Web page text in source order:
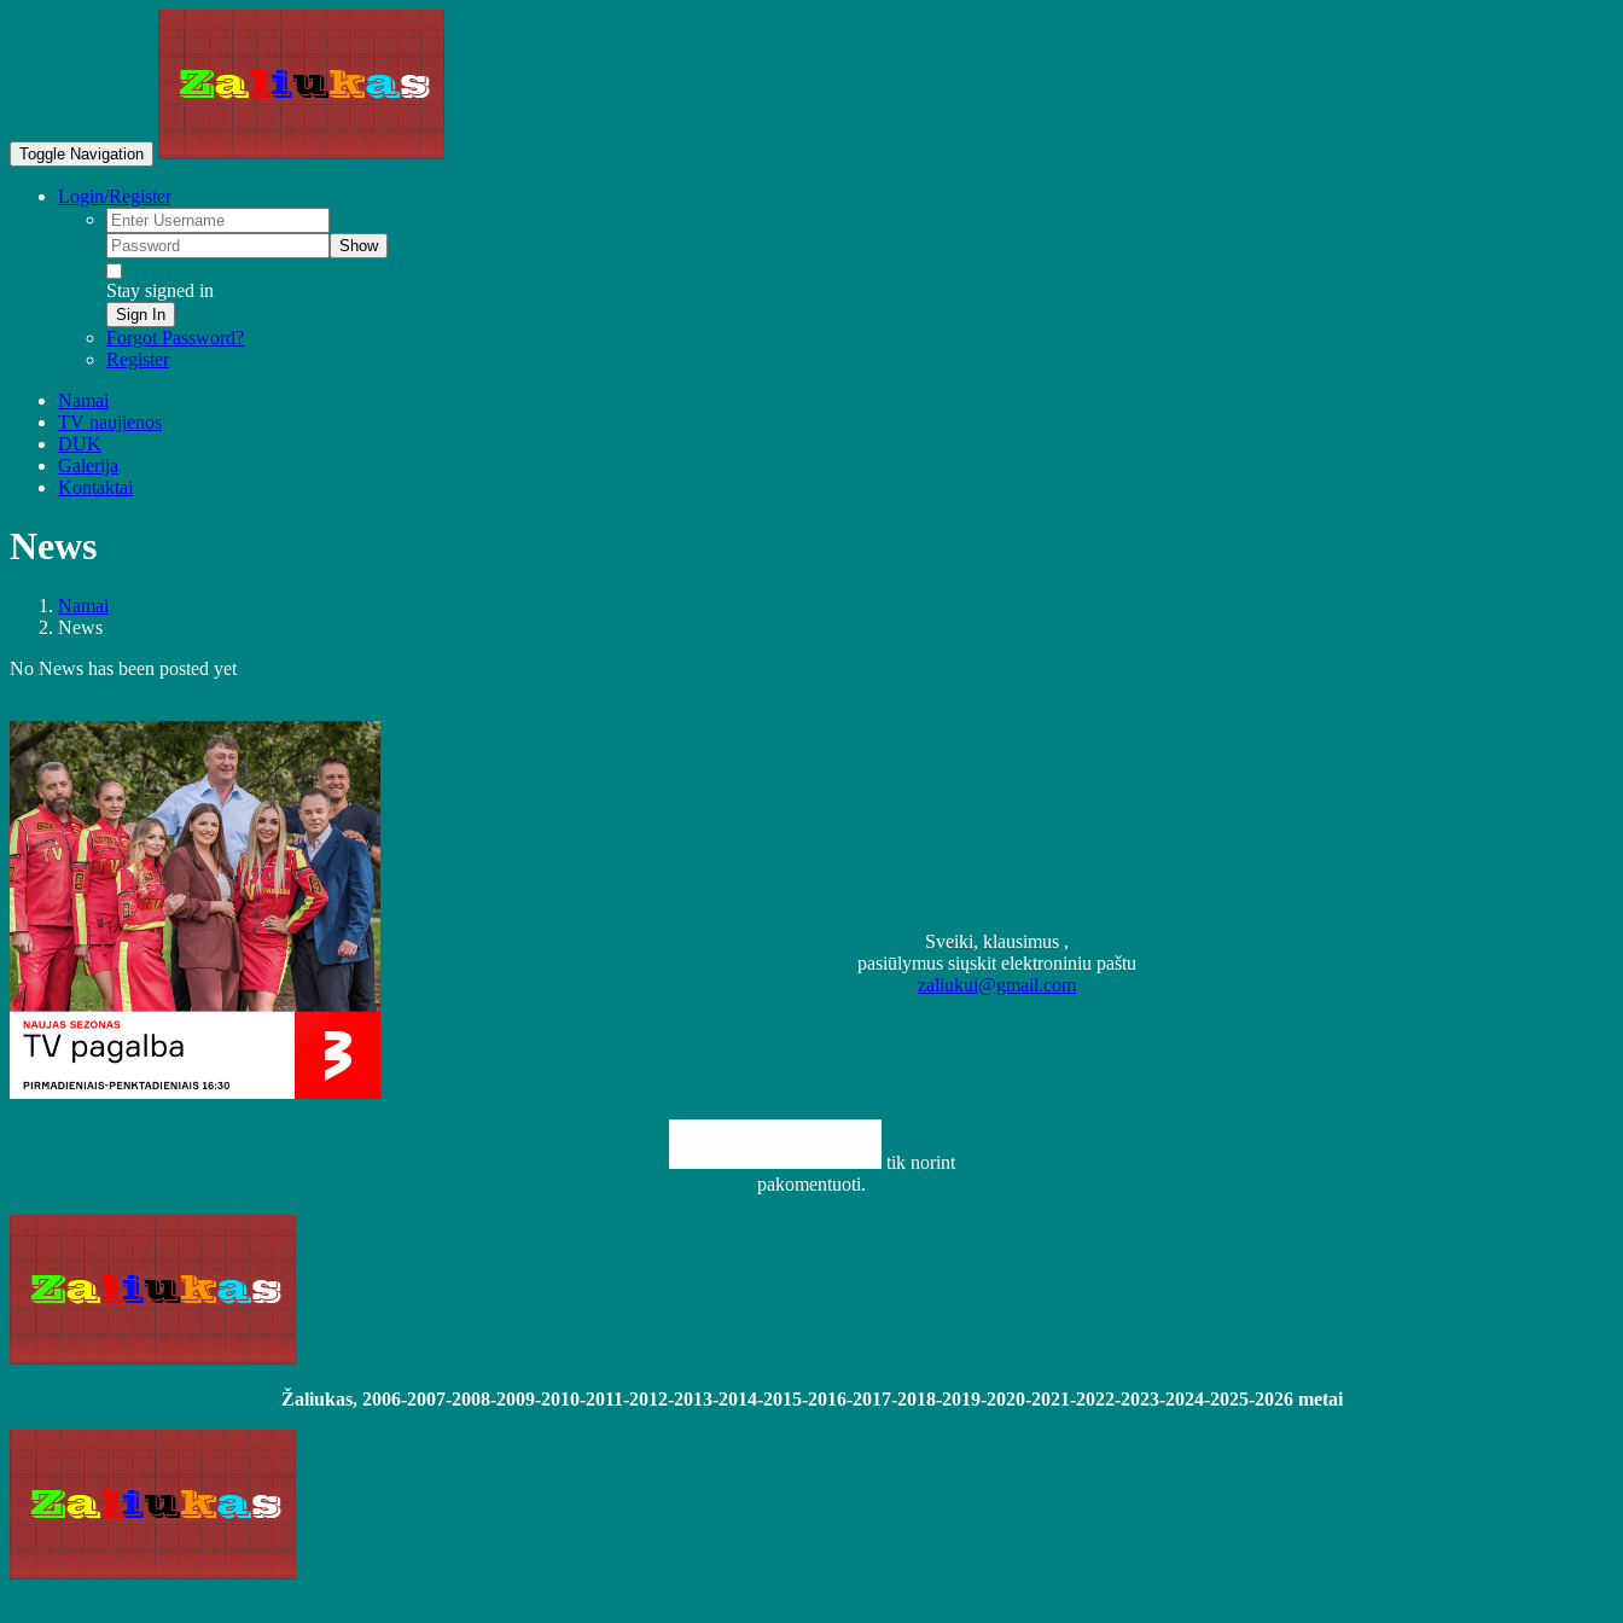
Toggle Navigation
Login/Register
Show
Stay signed in
Sign In
Forgot Password?
Register
Namai
TV naujienos
DUK
Galerija
Kontaktai
News
Namai
News
No News has been posted yet
Sveiki, klausimus ,
pasiūlymus siųskit elektroniniu paštu
zaliukui@gmail.com
tik norint
pakomentuoti.
Žaliukas, 2006-2007-2008-2009-2010-2011-2012-2013-2014-2015-2016-2017-2018-2019-2020-2021-2022-2023-2024-2025-2026 metai